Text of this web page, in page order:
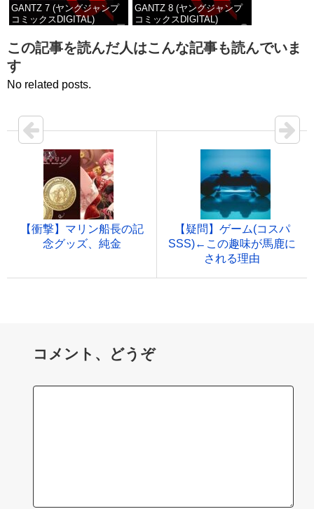
GANTZ 7 (ヤングジャンプ
コミックスDIGITAL)
価格：¥100
GANTZ 8 (ヤングジャンプ
コミックスDIGITAL)
価格：¥100
この記事を読んだ人はこんな記事も読んでいま
す
No related posts.
【衝撃】マリン船長の記
念グッズ、純金
【疑問】ゲーム(コスパ
SSS)←この趣味が馬鹿に
される理由
コメント、どうぞ